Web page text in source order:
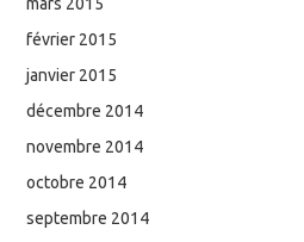
février 2015
janvier 2015
décembre 2014
novembre 2014
octobre 2014
septembre 2014